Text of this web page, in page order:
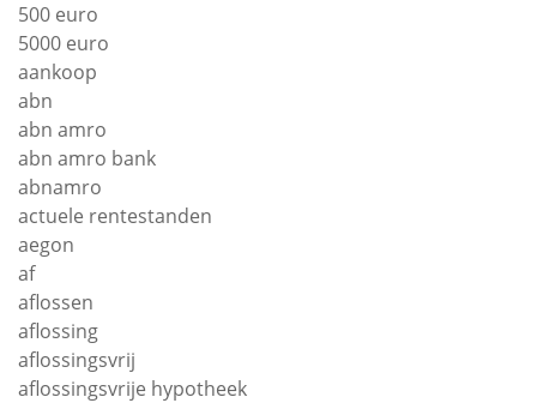
500 euro
5000 euro
aankoop
abn
abn amro
abn amro bank
abnamro
actuele rentestanden
aegon
af
aflossen
aflossing
aflossingsvrij
aflossingsvrije hypotheek